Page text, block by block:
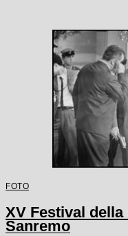
FOTO
XV Festival
Sanremo